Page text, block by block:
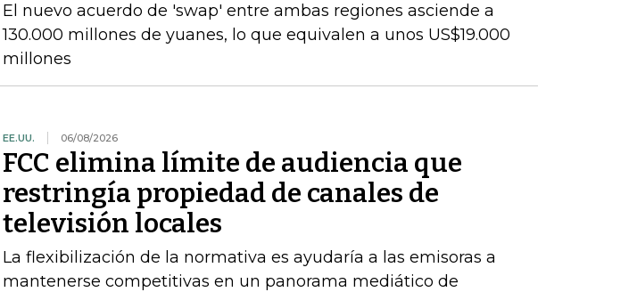
El nuevo acuerdo de 'swap' entre ambas regiones asciende a
130.000 millones de yuanes, lo que equivalen a unos US$19.000
millones
EE.UU. 06/08/2026
FCC elimina límite de audiencia que
restringía propiedad de canales de
televisión locales
La flexibilización de la normativa es ayudaría a las emisoras a
mantenerse competitivas en un panorama mediático de